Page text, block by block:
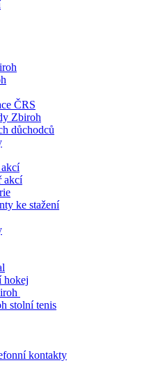
ČRS
Zbiroh
důchodců
akcí
ke stažení
hokej
stolní tenis
kontakty